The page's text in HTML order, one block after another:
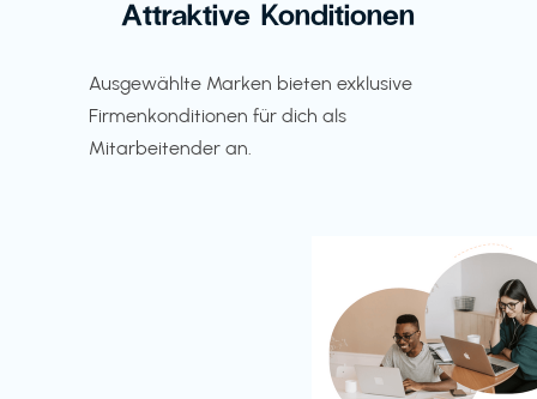
Attraktive Konditionen
Ausgewählte Marken bieten exklusive
Firmenkonditionen für dich als
Mitarbeitender an.